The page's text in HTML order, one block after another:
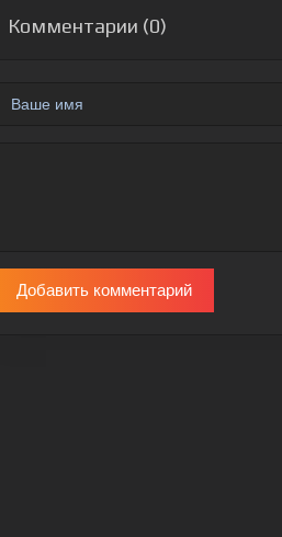
Комментарии (0)
Добавить комментарий